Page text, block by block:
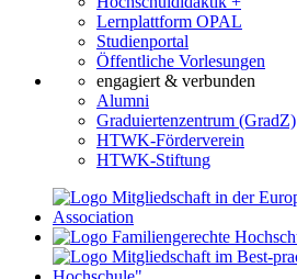
Lernplattform OPAL
Studienportal
Öffentliche Vorlesungen
engagiert & verbunden
Alumni
Graduiertenzentrum (GradZ)
HTWK-Förderverein
HTWK-Stiftung